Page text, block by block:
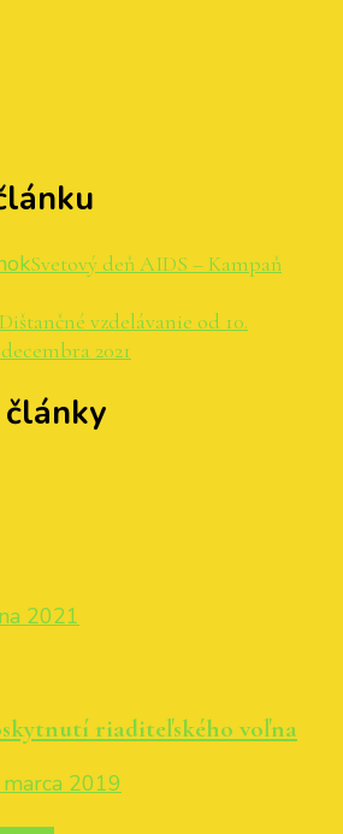
Svetový deň AIDS – Kampaň
Dištančné vzdelávanie od 10.
2021
články
2021
riaditeľského voľna
2019